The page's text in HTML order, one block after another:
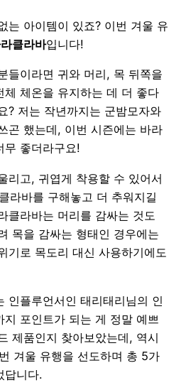
는 아이템이 있죠? 이번 겨울 유
클라바입니다!
들이라면 귀와 머리, 목 뒤쪽을
체 체온을 유지하는 데 더 좋다
? 저는 작년까지는 군밤모자와
곤 했는데, 이번 시즌에는 바라
무 좋더라구요!
리고, 귀엽게 착용할 수 있어서
라바를 구해놓고 더 추워지길
클라바는 머리를 감싸는 것도
목을 감싸는 형태인 경우에는
기로 목도리 대신 사용하기에도
인플루언서인 태리태리님의 인
지 포인트가 되는 게 정말 예쁘
제품인지 찾아보았는데, 역시
겨울 유행을 선도하며 총 5가
답니다.